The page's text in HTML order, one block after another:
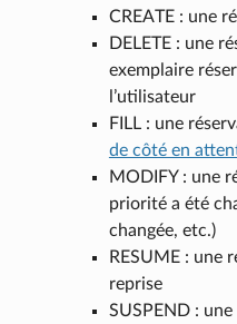
CREATE : une
DELETE : une
exemplaire
l’utilisateur
FILL : une
de côté en
MODIFY : une
priorité a été
changée, etc.)
RESUME : une
reprise
SUSPEND :